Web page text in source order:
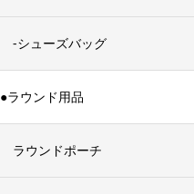
-シューズバッグ
●ラウンド用品
ラウンドポーチ